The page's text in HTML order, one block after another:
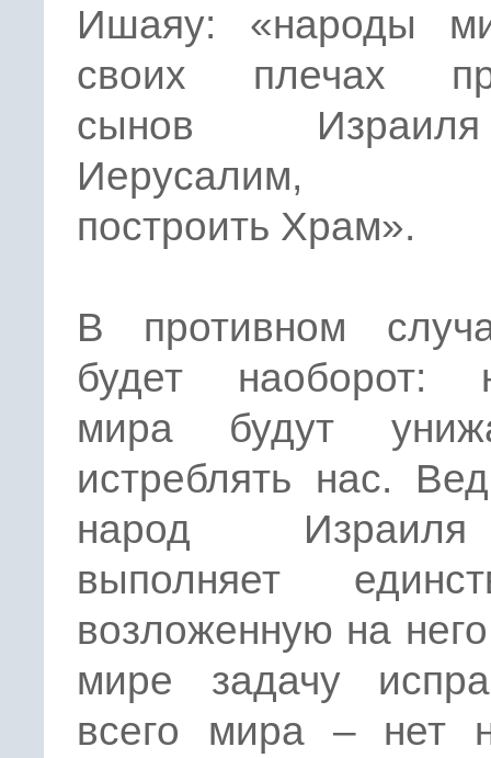
Ишаяу: «народы
своих плечах
сынов
Иерусалим,
построить Храм».
В противном
будет наоборот:
мира будут
истреблять нас.
народ
выполняет
возложенную на
мире задачу
всего мира – нет